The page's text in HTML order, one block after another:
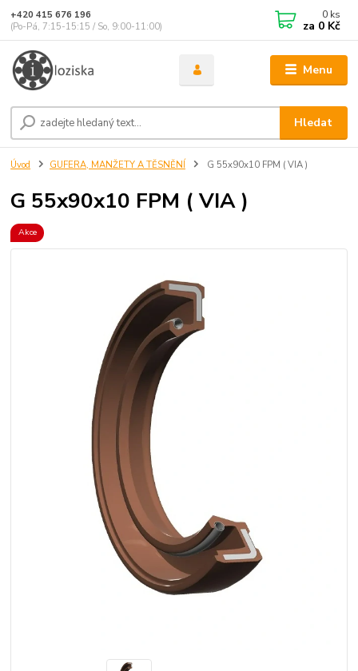
Menu
Hledat
+420 415 676 196
(Po-Pá, 7:15-15:15 / So, 9:00-11:00)
0 ks
za 0 Kč
Úvod GUFERA, MANŽETY A TĚSNĚNÍ G 55x90x10 FPM ( VIA )
G 55x90x10 FPM ( VIA )
Akce